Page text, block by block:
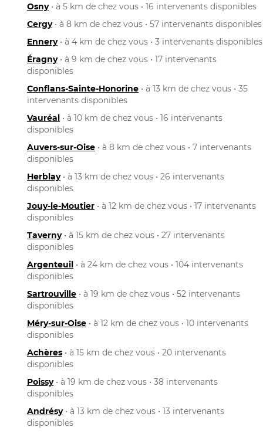
Osny• à 5 km de chez vous • 16 intervenants disponibles
Cergy• à 8 km de chez vous • 57 intervenants disponibles
Ennery• à 4 km de chez vous • 3 intervenants disponibles
Éragny• à 9 km de chez vous • 17 intervenants
disponibles
Conflans-Sainte-Honorine • à 13 km de chez vous • 35
intervenants disponibles
Vauréal • à 10 km de chez vous • 16 intervenants
disponibles
Auvers-sur-Oise • à 8 km de chez vous • 7 intervenants
disponibles
Herblay• à 13 km de chez vous • 26 intervenants
disponibles
Jouy-le-Moutier • à 12 km de chez vous • 17 intervenants
disponibles
Taverny• à 15 km de chez vous • 27 intervenants
disponibles
Argenteuil • à 24 km de chez vous • 104 intervenants
disponibles
Sartrouville • à 19 km de chez vous • 52 intervenants
disponibles
Méry-sur-Oise • à 12 km de chez vous • 10 intervenants
disponibles
Achères • à 15 km de chez vous • 20 intervenants
disponibles
Poissy• à 19 km de chez vous • 38 intervenants
disponibles
Andrésy• à 13 km de chez vous • 13 intervenants
disponibles